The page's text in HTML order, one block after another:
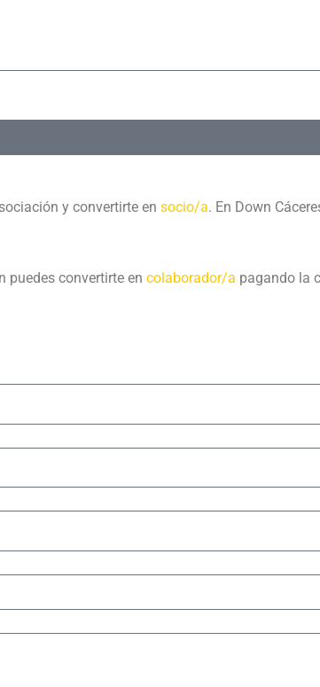
y convertirte en socio/a. En Down
puedes convertirte en colaborador/a pagando la